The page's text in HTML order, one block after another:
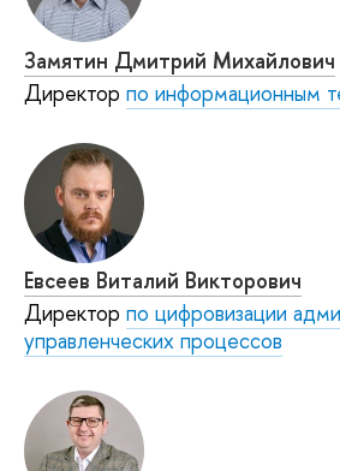
Замятин Дмитрий Михайлович
Директор по информационным
Евсеев Виталий Викторович
Директор по цифровизации
управленческих процессов